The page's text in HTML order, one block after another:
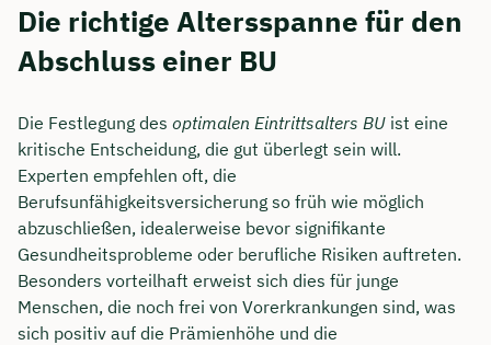
Die richtige Altersspanne für den
Abschluss einer BU
Die Festlegung des optimalen Eintrittsalters BU ist eine
kritische Entscheidung, die gut überlegt sein will.
Experten empfehlen oft, die
Berufsunfähigkeitsversicherung so früh wie möglich
abzuschließen, idealerweise bevor signifikante
Gesundheitsprobleme oder berufliche Risiken auftreten.
Besonders vorteilhaft erweist sich dies für junge
Menschen, die noch frei von Vorerkrankungen sind, was
sich positiv auf die Prämienhöhe und die